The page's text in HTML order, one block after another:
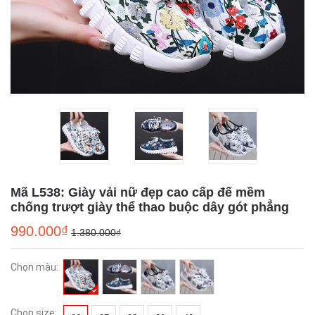
Mã L538: Giày vải nữ đẹp cao cấp đế mềm
chống trượt giày thể thao buộc dây gót phẳng
990.000₫ 1.380.000₫
Chọn màu: